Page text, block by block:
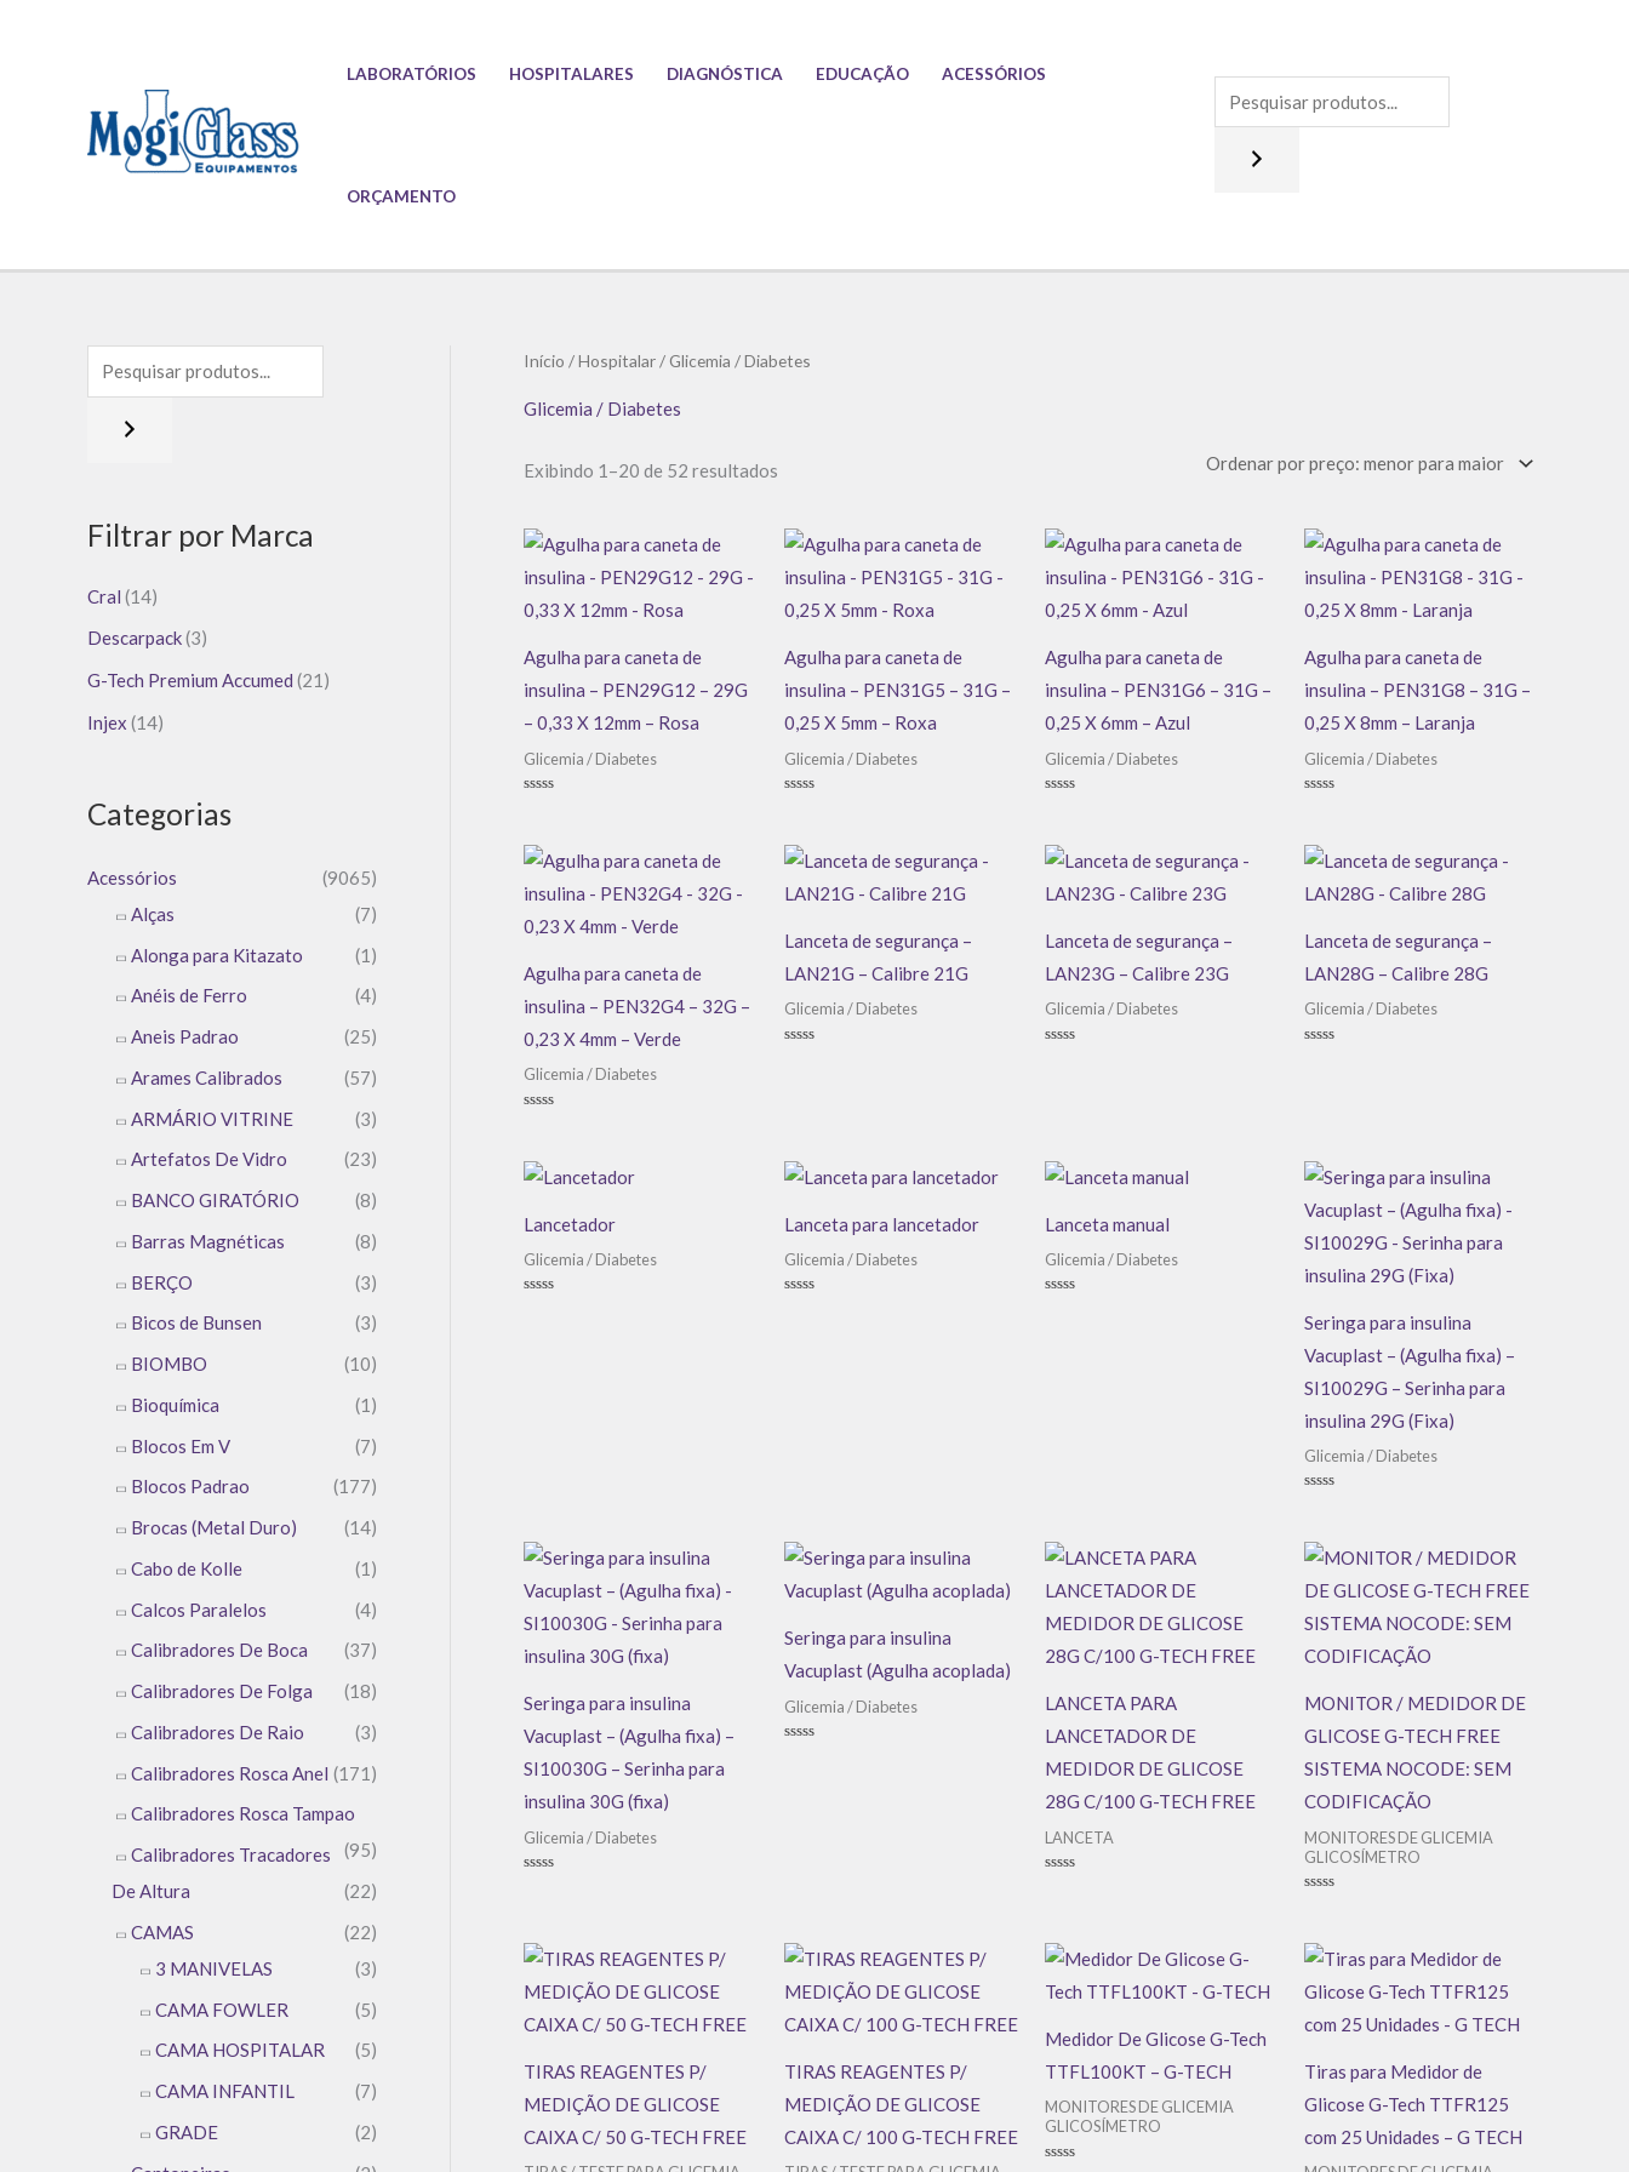
LABORATÓRIOS HOSPITALARES DIAGNÓSTICA EDUCAÇÃO ACESSÓRIOS
ORÇAMENTO
Filtrar por Marca
Cral (14)
Descarpack(3)
G-Tech Premium Accumed (21)
Injex (14)
Categorias
Acessórios
(9065)
Alças
(7)
Alonga para Kitazato
(1)
Anéis de Ferro
(4)
Aneis Padrao
(25)
Arames Calibrados
(57)
ARMÁRIO VITRINE
(3)
Artefatos De Vidro
(23)
BANCO GIRATÓRIO
(8)
Barras Magnéticas
(8)
BERÇO
(3)
Bicos de Bunsen
(3)
BIOMBO
(10)
Bioquímica
(1)
Blocos Em V
(7)
Blocos Padrao
(177)
Brocas (Metal Duro)
(14)
Cabo de Kolle
(1)
Calcos Paralelos
(4)
Calibradores De Boca
(37)
Calibradores De Folga
(18)
Calibradores De Raio
(3)
Calibradores Rosca Anel (171)
Calibradores Rosca Tampao
(95)
Calibradores Tracadores
De Altura
(22)
CAMAS
(22)
3 MANIVELAS
(3)
CAMA FOWLER
(5)
CAMA HOSPITALAR
(5)
CAMA INFANTIL
(7)
GRADE
(2)
Início /Hospitalar/ Glicemia / Diabetes
Glicemia / Diabetes
Exibindo 1–20 de 52 resultados
Classificado
por
Agulha para caneta de
insulina – PEN29G12 – 29G
– 0,33 X 12mm – Rosa
Glicemia / Diabetes
5
Agulha para caneta de
insulina – PEN31G5 – 31G –
0,25 X 5mm – Roxa
Glicemia / Diabetes
5
Agulha para caneta de
insulina – PEN31G6 – 31G –
0,25 X 6mm – Azul
Glicemia / Diabetes
5
Agulha para caneta de
insulina – PEN31G8 – 31G –
0,25 X 8mm – Laranja
Glicemia / Diabetes
5
Agulha para caneta de
insulina – PEN32G4 – 32G –
0,23 X 4mm – Verde
Glicemia / Diabetes
5
Lanceta de segurança –
LAN21G – Calibre 21G
Glicemia / Diabetes
Lanceta de segurança –
LAN23G – Calibre 23G
Glicemia / Diabetes
Lanceta de segurança –
LAN28G – Calibre 28G
Glicemia / Diabetes
Lancetador
Glicemia / Diabetes
Lanceta para lancetador
Glicemia / Diabetes
Lanceta manual
Glicemia / Diabetes
Seringa para insulina
Vacuplast – (Agulha fixa) –
SI10029G – Serinha para
insulina 29G (Fixa)
Glicemia / Diabetes
5
Seringa para insulina
Vacuplast – (Agulha fixa) –
SI10030G – Serinha para
insulina 30G (fixa)
Glicemia / Diabetes
Seringa para insulina
Vacuplast (Agulha acoplada)
Glicemia / Diabetes
LANCETA PARA
LANCETADOR DE
MEDIDOR DE GLICOSE
28G C/100 G-TECH FREE
LANCETA
MONITOR / MEDIDOR DE
GLICOSE G-TECH FREE
SISTEMA NOCODE: SEM
CODIFICAÇÃO
MONITORES DE GLICEMIA
GLICOSÍMETRO
5
TIRAS REAGENTES P/
MEDIÇÃO DE GLICOSE
CAIXA C/ 50 G-TECH FREE
TIRAS REAGENTES P/
MEDIÇÃO DE GLICOSE
CAIXA C/ 100 G-TECH FREE
Medidor De Glicose G-Tech
TTFL100KT – G-TECH
MONITORES DE GLICEMIA
GLICOSÍMETRO
Tiras para Medidor de
Glicose G-Tech TTFR125
com 25 Unidades – G TECH